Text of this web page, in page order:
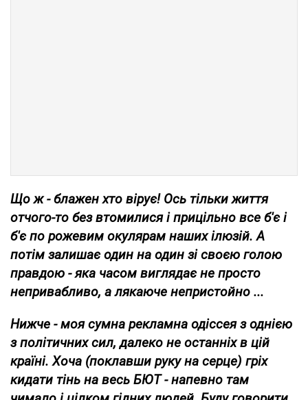
Що ж - блажен хто вірує! Ось тільки життя
отчого-то без втомилися і прицільно все б'є і
б'є по рожевим окулярам наших ілюзій. А
потім залишає один на один зі своєю голою
правдою - яка часом виглядає не просто
непривабливо, а лякаюче непристойно ...
Нижче - моя сумна рекламна одіссея з однією
з політичних сил, далеко не останніх в цій
країні. Хоча (поклавши руку на серце) гріх
кидати тінь на весь БЮТ - напевно там